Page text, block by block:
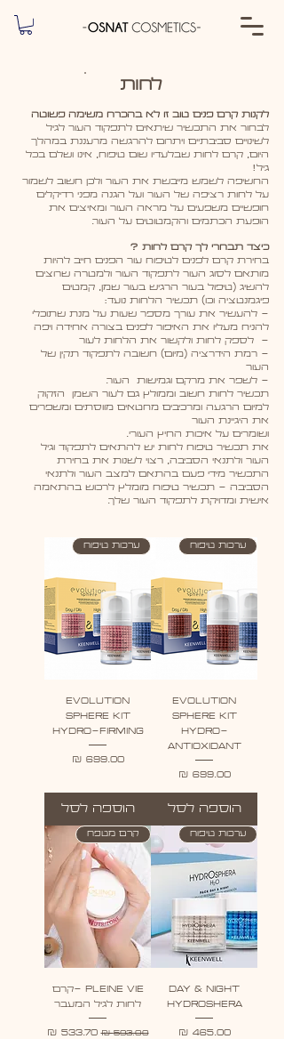
לחות
לקנות קרם פנים טוב זו לא בהכרח משימה פשוטה
לבחור את התכשיר שיתאים לתפקוד העור לגיל
לשינויים סביבתיים ויתרום להרגשה מרעננת במהלך
היום, קרם לחות שבלעדיו שום טיפוח, אינו ושלם בכל
גיל!
החשיפה לשמש מייבשת את העור ולכן חשוב לשמור
על לחות רציפה של העור ועל הגנה מפני רדיקלים
חופשיים משפעים על מראה העור ומאיצים את
הופעת הכתמים והקמטוטים על העור.
כיצד תבחרי לך קרם לחות ?
בחירת קרם לפנים לטיפוח עור הפנים חייב להיות
מותאם לסוג העור לתפקוד העור ולמטרה שרוצים
להשיג (טיפול בעור הרגיש בעור שמן, קמטים
פיגמנטציה וכו) ‏תכשיר הלחות נועד:
- להעשיר את עורך מספר שעות על מנת שתוכלי
להניח מעליו את האיפור לפנים בצורה אחידה ויפה
- לספק לחות ולקשור את הלחות לעור
- רמת הידרציה (מיום) חשובה לתפקוד תקין של
העור
- לשפר את מרקם וגמישות העור.
‏תכשיר לחות חשוב וממולץ גם לעור השמן הזקוק
למיום הרגעה ומרכיבים מחטאים מווסתים ומשפרים
את היגיינת העור
ושומרים על איכות החיץ העורי.
את ‏תכשיר טיפוח לחות יש להתאים לתפקוד וגיל
העור ולתנאי הסביבה, רצוי ‏לשנות את בחירת
התכשיר מידי פעם בהתאם למצב העור ולתנאי
הסביבה - תכשיר טיפוח מומלץ לרכוש בהתאמה
אישית ומדויקת לתפקוד העור שלך.
ערכות טיפוח
EVOLUTION
SPHERE KIT
HYDRO-
ANTIOXIDANT
מחיר‏699.00 ‏₪
הוספה לסל
ערכות טיפוח
EVOLUTION
SPHERE KIT
HYDRO-FIRMING
מחיר‏699.00 ‏₪
הוספה לסל
ערכות טיפוח
DAY & NIGHT
HYDROSHERA
מחיר‏465.00 ‏₪
קרם מטפח
PLEINE VIE -קרם
לחות לגיל המעבר
מחיר רגיל‏593.00 ‏₪ מחיר מבצע‏533.70 ‏₪